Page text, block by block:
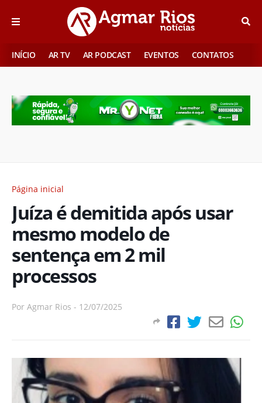
INÍCIO AR TV AR PODCAST EVENTOS CONTATOS
Página inicial
Juíza é demitida após usar
mesmo modelo de
sentença em 2 mil
processos
Por Agmar Rios - 12/07/2025